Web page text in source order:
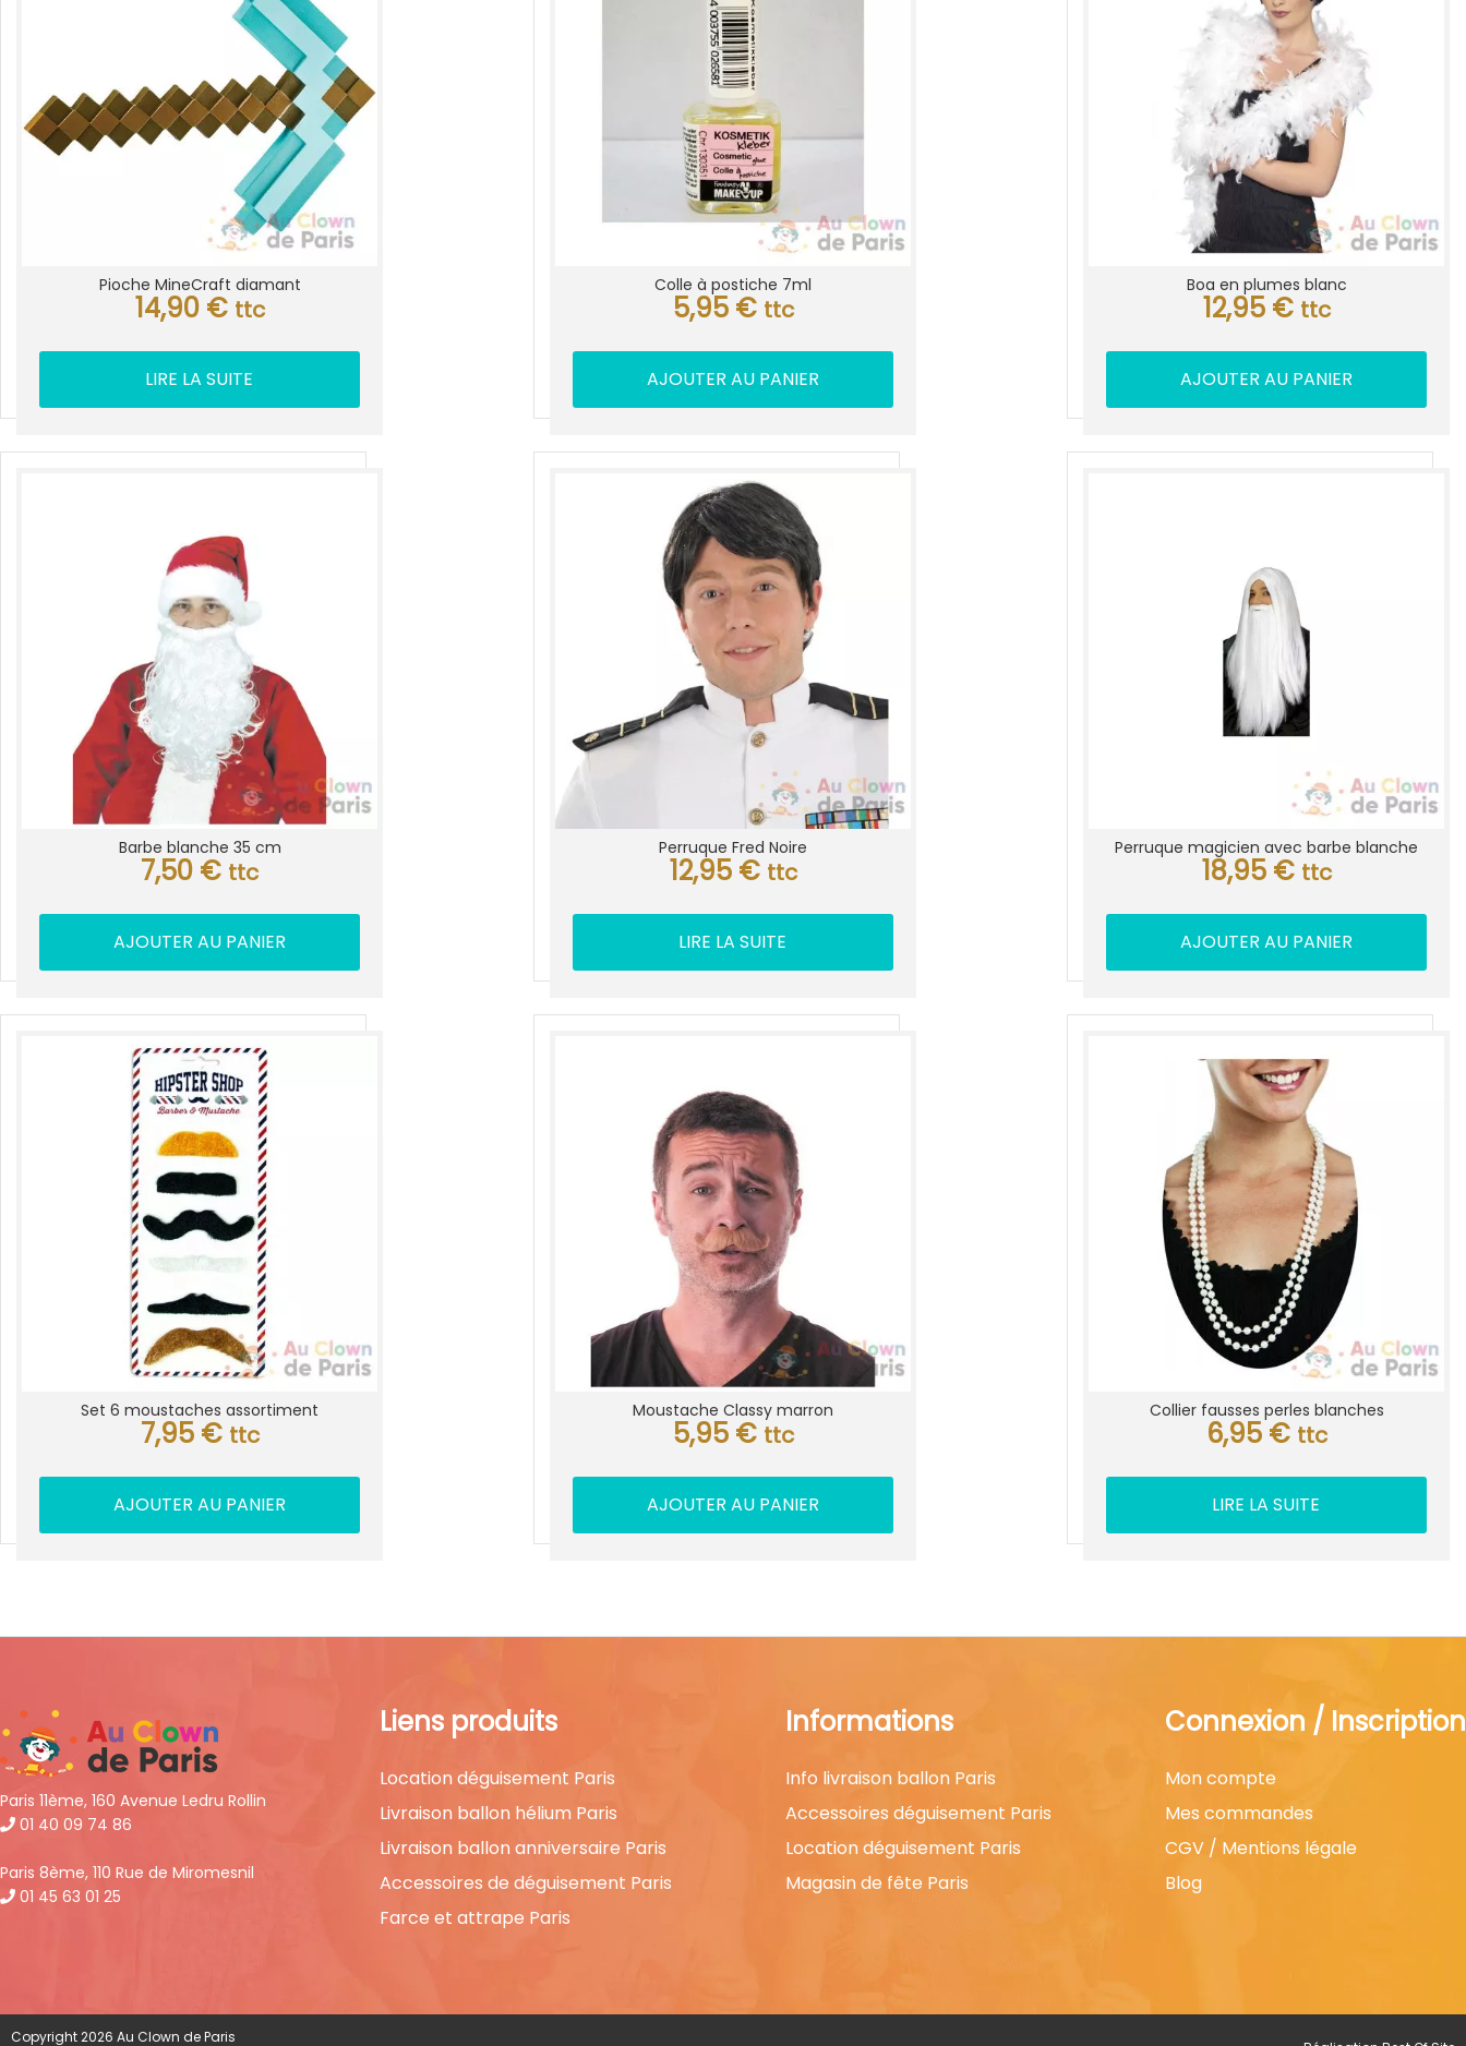
Pioche MineCraft diamant
14,90 € ttc
LIRE LA SUITE
Colle à postiche 7ml
5,95 € ttc
AJOUTER AU PANIER
Boa en plumes blanc
12,95 € ttc
AJOUTER AU PANIER
Barbe blanche 35 cm
7,50 € ttc
AJOUTER AU PANIER
Perruque Fred Noire
12,95 € ttc
LIRE LA SUITE
Perruque magicien avec barbe blanche
18,95 € ttc
AJOUTER AU PANIER
Set 6 moustaches assortiment
7,95 € ttc
AJOUTER AU PANIER
Moustache Classy marron
5,95 € ttc
AJOUTER AU PANIER
Collier fausses perles blanches
6,95 € ttc
LIRE LA SUITE
Paris 11ème, 160 Avenue Ledru Rollin
01 40 09 74 86
Paris 8ème, 110 Rue de Miromesnil
01 45 63 01 25
Liens produits
Location déguisement Paris
Livraison ballon hélium Paris
Livraison ballon anniversaire Paris
Accessoires de déguisement Paris
Farce et attrape Paris
Informations
Info livraison ballon Paris
Accessoires déguisement Paris
Location déguisement Paris
Magasin de fête Paris
Connexion / Inscription
Mon compte
Mes commandes
CGV / Mentions légale
Blog
Copyright 2026 Au Clown de Paris